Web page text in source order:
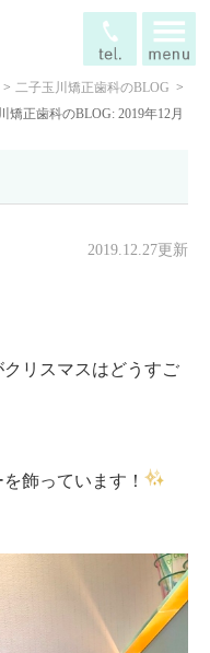
二子玉川矯正歯科のBLOG
矯正歯科のBLOG: 2019年12月
2019.12.27更新
リスマスはどうすご
飾っています！